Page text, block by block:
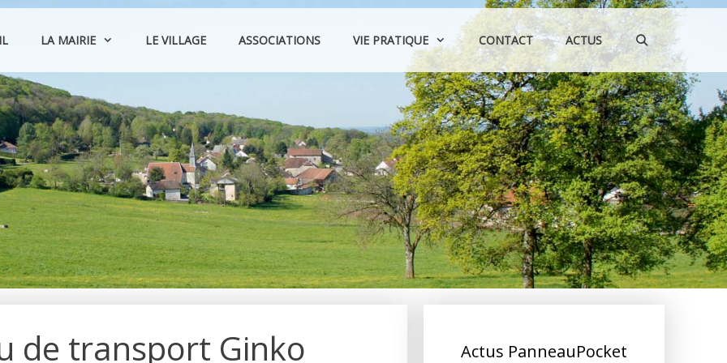
LA MAIRIE LE VILLAGE ASSOCIATIONS VIE PRATIQUE CONTACT ACTUS
de transport Ginko Actus PanneauPocket